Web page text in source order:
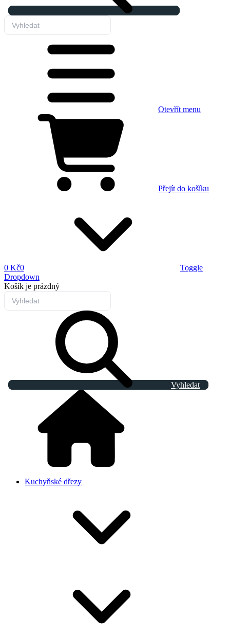
Otevřít menu
Přejít do košíku
0 Kč0
Toggle
Dropdown
Košík je prázdný
Vyhledat
Kuchyňské dřezy